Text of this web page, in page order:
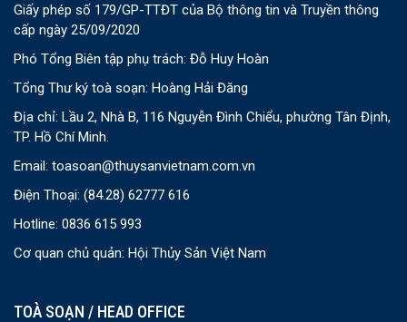
Giấy phép số 179/GP-TTĐT của Bộ thông tin và Truyền thông
cấp ngày 25/09/2020
Phó Tổng Biên tập phụ trách: Đỗ Huy Hoàn
Tổng Thư ký toà soạn: Hoàng Hải Đăng
Địa chỉ: Lầu 2, Nhà B, 116 Nguyễn Đình Chiểu, phường Tân Định,
TP. Hồ Chí Minh.
Email: toasoan@thuysanvietnam.com.vn
Điện Thoại: (84.28) 62777 616
Hotline: 0836 615 993
Cơ quan chủ quản: Hội Thủy Sản Việt Nam
TOÀ SOẠN / HEAD OFFICE